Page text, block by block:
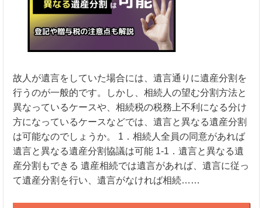
故人が遺言をしていた場合には、遺言通りに遺産分割を
行うのが一般的です。しかし、相続人の望む分割方法と
異なっているケースや、相続税の税務上不利になる分け
方になっているケースなどでは、遺言と異なる遺産分割
は可能なのでしょうか。 1．相続人全員の同意があれば
遺言と異なる遺産分割協議は可能 1-1．遺言と異なる遺
産分割もできる 遺産相続では遺言があれば、遺言に従っ
て遺産分割を行い、遺言がなければ相続……